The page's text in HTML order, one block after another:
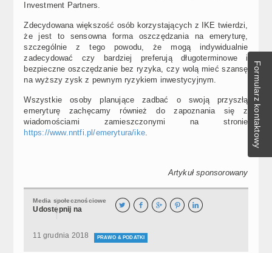
Investment Partners.
Zdecydowana większość osób korzystających z IKE twierdzi,
że jest to sensowna forma oszczędzania na emeryturę,
szczególnie z tego powodu, że mogą indywidualnie
zadecydować czy bardziej preferują długoterminowe i
bezpieczne oszczędzanie bez ryzyka, czy wolą mieć szansę
na wyższy zysk z pewnym ryzykiem inwestycyjnym.
Wszystkie osoby planujące zadbać o swoją przyszłą
emeryturę zachęcamy również do zapoznania się z
wiadomościami zamieszczonymi na stronie
https://www.nntfi.pl/emerytura/ike.
Artykuł sponsorowany
Media społecznościowe
Udostępnij na     
11 grudnia 2018 PRAWO & PODATKI
Formularz kontaktowy